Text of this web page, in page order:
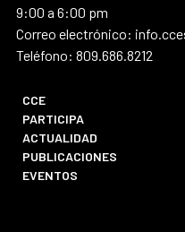
9:00 a 6:00 pm
Correo electrónico:
Teléfono: 809.686.8212
CCE
PARTICIPA
ACTUALIDAD
PUBLICACIONES
EVENTOS